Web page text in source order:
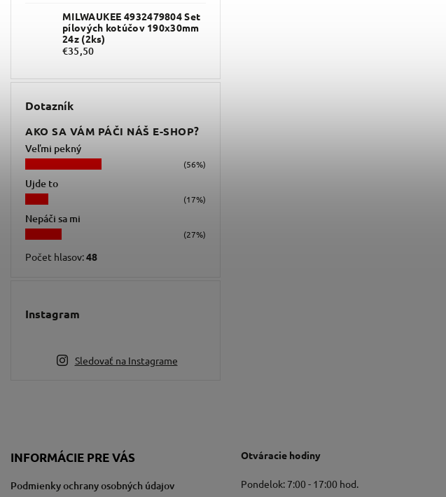
MILWAUKEE 4932479804 Set
pílových kotúčov 190x30mm
24z (2ks)
€35,50
Dotazník
AKO SA VÁM PÁČI NÁŠ E-SHOP?
Veľmi pekný
(56%)
Ujde to
(17%)
Nepáči sa mi
(27%)
Počet hlasov:48
Instagram
Sledovať na Instagrame
INFORMÁCIE PRE VÁS
Podmienky ochrany osobných údajov
Otváracie hodiny
Pondelok: 7:00 - 17:00 hod.